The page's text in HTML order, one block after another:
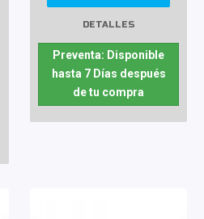
DETALLES
Preventa: Disponible
hasta 7 Días después
de tu compra